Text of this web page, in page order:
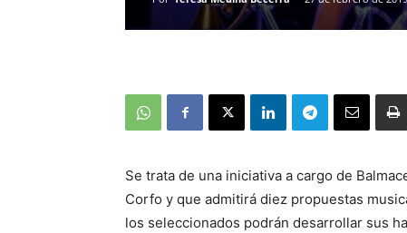
Se trata de una iniciativa a cargo de
Corfo y que admitirá diez propuestas
los seleccionados podrán desarrollar sus